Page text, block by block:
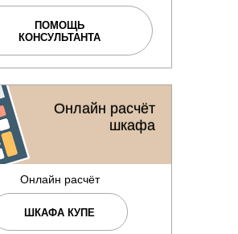
ПОМОЩЬ
КОНСУЛЬТАНТА
Онлайн расчёт
шкафа
Онлайн расчёт
ШКАФА КУПЕ